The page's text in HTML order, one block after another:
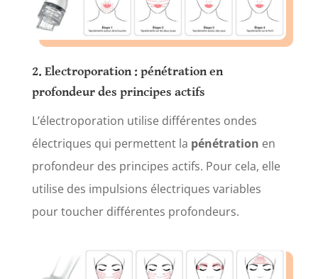
2. Electroporation : pénétrationen
profondeur des principes actifs
L’électroporation utilise différentes ondes
électriques qui permettent la pénétration en
profondeur des principes actifs. Pour cela, elle
utilise des impulsions électriques variables
pour toucher différentes profondeurs.